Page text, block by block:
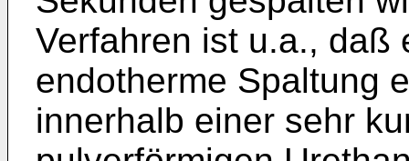
Verfahren ist u.a., daß
endotherme Spaltung
innerhalb einer sehr